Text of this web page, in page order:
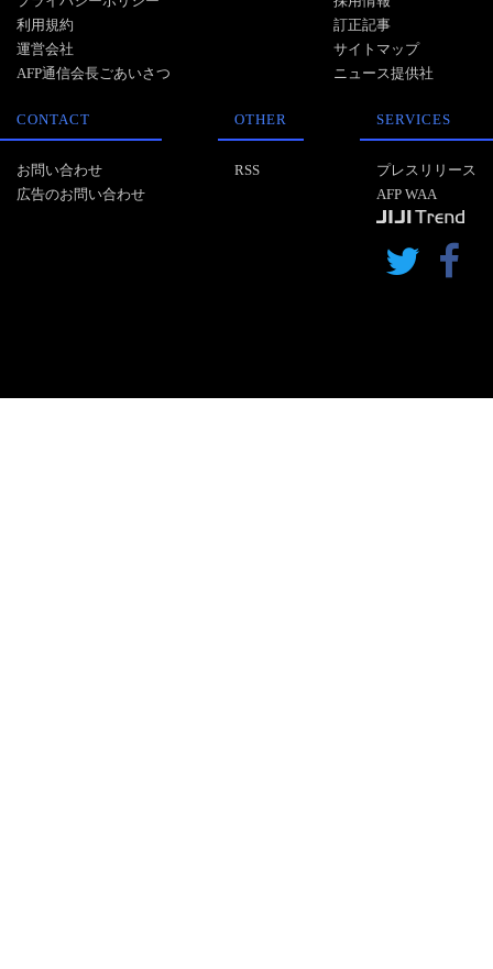
利用規約
運営会社
AFP通信会長ごあいさつ
訂正記事
サイトマップ
ニュース提供社
CONTACT
お問い合わせ
広告のお問い合わせ
OTHER
RSS
SERVICES
プレスリリース
AFP WAA